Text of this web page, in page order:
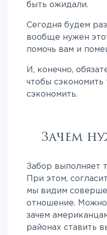
быть ожидали.
Сегодня будем
вообще нужен
помочь вам и
И, конечно,
чтобы сэкономить
сэкономить.
Зачем
Забор выполняет
При этом,
мы видим
отношение. Можно
зачем
районах ставить